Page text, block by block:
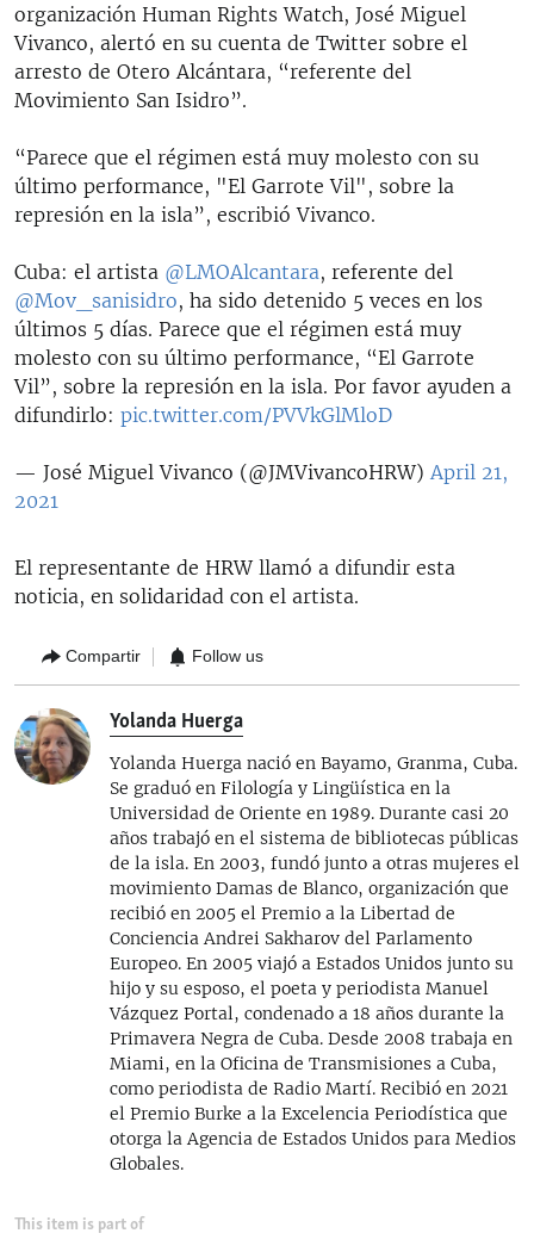
organización Human Rights Watch, José Miguel
Vivanco, alertó en su cuenta de Twitter sobre el
arresto de Otero Alcántara, “referente del
Movimiento San Isidro”.
“Parece que el régimen está muy molesto con su
último performance, "El Garrote Vil", sobre la
represión en la isla”, escribió Vivanco.
Cuba: el artista @LMOAlcantara, referente del
@Mov_sanisidro, ha sido detenido 5 veces en los
últimos 5 días. Parece que el régimen está muy
molesto con su último performance, “El Garrote
Vil”, sobre la represión en la isla. Por favor ayuden a
difundirlo: pic.twitter.com/PVVkGlMloD
— José Miguel Vivanco (@JMVivancoHRW) April 21,
2021
El representante de HRW llamó a difundir esta
noticia, en solidaridad con el artista.
Compartir Follow us
Yolanda Huerga
Yolanda Huerga nació en Bayamo, Granma, Cuba.
Se graduó en Filología y Lingüística en la
Universidad de Oriente en 1989. Durante casi 20
años trabajó en el sistema de bibliotecas públicas
de la isla. En 2003, fundó junto a otras mujeres el
movimiento Damas de Blanco, organización que
recibió en 2005 el Premio a la Libertad de
Conciencia Andrei Sakharov del Parlamento
Europeo. En 2005 viajó a Estados Unidos junto su
hijo y su esposo, el poeta y periodista Manuel
Vázquez Portal, condenado a 18 años durante la
Primavera Negra de Cuba. Desde 2008 trabaja en
Miami, en la Oficina de Transmisiones a Cuba,
como periodista de Radio Martí. Recibió en 2021
el Premio Burke a la Excelencia Periodística que
otorga la Agencia de Estados Unidos para Medios
Globales.
This item is part of